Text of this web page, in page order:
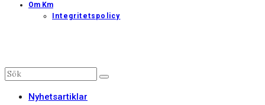
Om Km
Integritetspolicy
Nyhetsartiklar